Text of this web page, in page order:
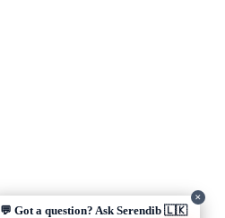
✕
💬 Got a question? Ask Serendib 🇱🇰